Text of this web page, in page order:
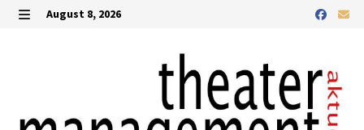
Zurück
August 8, 2026